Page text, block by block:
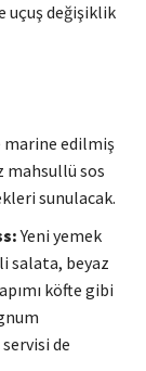
uçuş değişiklik
marine edilmiş
mahsullü sos
sunulacak.
Yeni yemek
salata, beyaz
köfte gibi
de